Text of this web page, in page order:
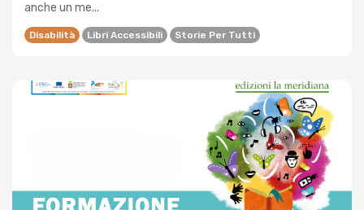
anche un me...
Disabilità Libri Accessibili Storie Per Tutti